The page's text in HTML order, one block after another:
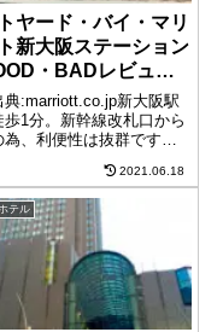
ヤード・バイ・マリ
新大阪ステーション
・BADレビュー
典:marriott.co.jp新大阪駅
歩1分。新幹線改札口から
、利便性は抜群です。
設備と、観光用途でも十
ビス。エグゼクティブ
ジも完備した新しいホテ
。 「コートヤード...
2021.06.18
テル